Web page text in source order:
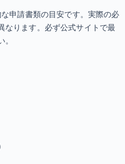
申請書類の目安です。実際の必
なります。必ず公式サイトで最
。